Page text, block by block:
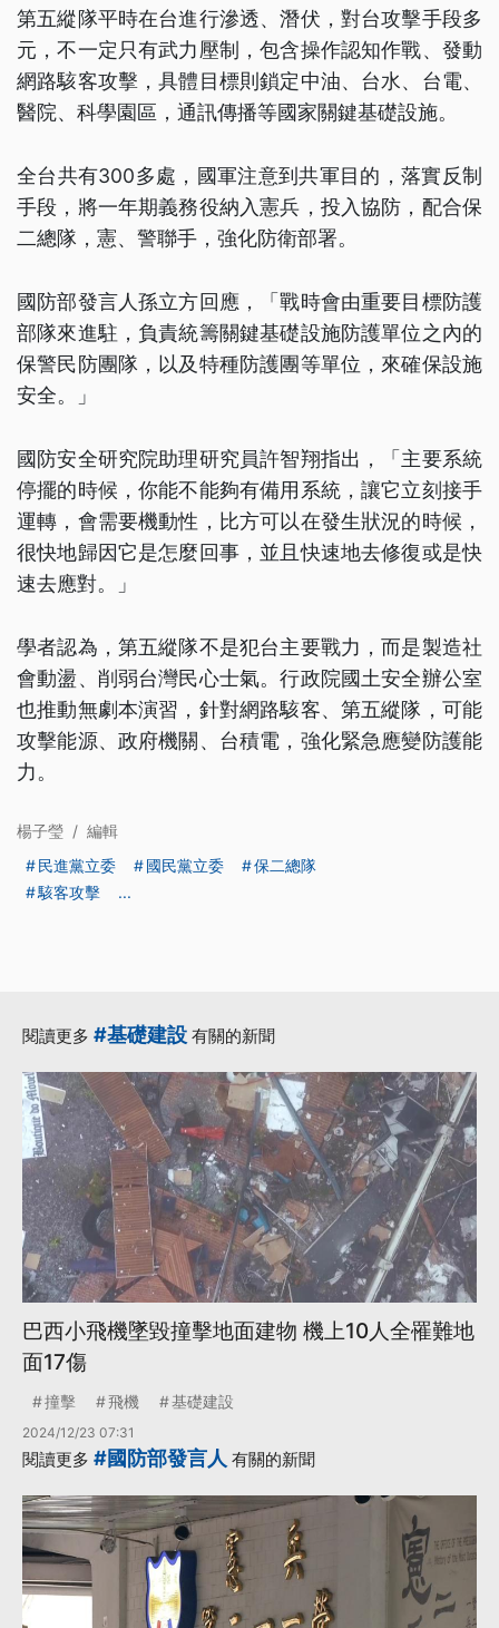
第五縱隊平時在台進行滲透、潛伏，對台攻擊手段多
元，不一定只有武力壓制，包含操作認知作戰、發動
網路駭客攻擊，具體目標則鎖定中油、台水、台電、
醫院、科學園區，通訊傳播等國家關鍵基礎設施。
全台共有300多處，國軍注意到共軍目的，落實反制
手段，將一年期義務役納入憲兵，投入協防，配合保
二總隊，憲、警聯手，強化防衛部署。
國防部發言人孫立方回應，「戰時會由重要目標防護
部隊來進駐，負責統籌關鍵基礎設施防護單位之內的
保警民防團隊，以及特種防護團等單位，來確保設施
安全。」
國防安全研究院助理研究員許智翔指出，「主要系統
停擺的時候，你能不能夠有備用系統，讓它立刻接手
運轉，會需要機動性，比方可以在發生狀況的時候，
很快地歸因它是怎麼回事，並且快速地去修復或是快
速去應對。」
學者認為，第五縱隊不是犯台主要戰力，而是製造社
會動盪、削弱台灣民心士氣。行政院國土安全辦公室
也推動無劇本演習，針對網路駭客、第五縱隊，可能
攻擊能源、政府機關、台積電，強化緊急應變防護能
力。
楊子瑩 / 編輯
民進黨立委
國民黨立委
保二總隊
駭客攻擊
...
閱讀更多 #基礎建設 有關的新聞
巴西小飛機墜毀撞擊地面建物 機上10人全罹難地
面17傷
撞擊 飛機 基礎建設
2024/12/23 07:31
閱讀更多 #國防部發言人 有關的新聞